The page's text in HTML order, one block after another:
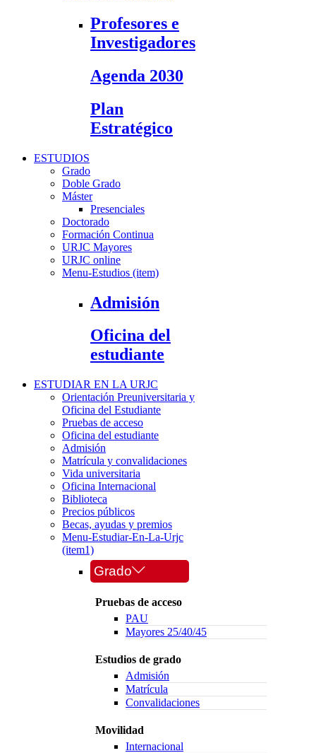
Profesores e
Investigadores
Agenda 2030
Plan
Estratégico
ESTUDIOS
Grado
Doble Grado
Máster
Presenciales
Doctorado
Formación Continua
URJC Mayores
URJC online
Menu-Estudios (item)
Admisión
Oficina del
estudiante
ESTUDIAR EN LA URJC
Orientación Preuniversitaria y
Oficina del Estudiante
Pruebas de acceso
Oficina del estudiante
Admisión
Matrícula y convalidaciones
Vida universitaria
Oficina Internacional
Biblioteca
Precios públicos
Becas, ayudas y premios
Menu-Estudiar-En-La-Urjc
(item1)
Grado
Pruebas de acceso
PAU
Mayores 25/40/45
Estudios de grado
Admisión
Matrícula
Convalidaciones
Movilidad
Internacional